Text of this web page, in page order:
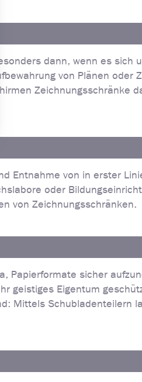
dann, wenn es sich
von Plänen oder
Zeichnungsschränke
Entnahme von in erster
oder
von Zeichnungsschränken.
Papierformate sicher
geistiges Eigentum
Mittels Schubladenteilern